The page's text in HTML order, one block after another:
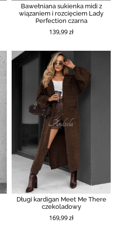
Bawełniana sukienka midi z
wiązaniem i rozcięciem Lady
Perfection czarna
139,99 zł
Długi kardigan Meet Me There
czekoladowy
169,99 zł